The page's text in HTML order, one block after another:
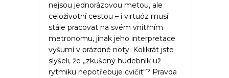
nejsou jednorázovou metou, ale
celoživotní cestou – i virtuóz musí
stále pracovat na svém vnitřním
metronomu, jinak jeho interpretace
vyšumí v prázdné noty. Kolikrát jste
slyšeli, že „zkušený hudebník už
rytmiku nepotřebuje cvičit“? Pravda